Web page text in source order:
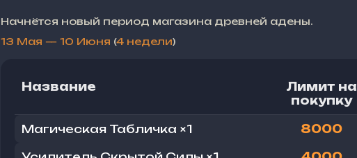
Начнётся новый период магазина древней адены.
13 Мая — 10 Июня (4 недели)
Название
Лимит на
покупку
Магическая Табличка ×1 8000